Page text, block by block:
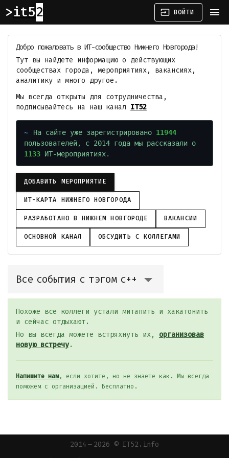
it52 input ВОЙТИ menu
Добро пожаловать в ИТ-сообщество Нижнего Новгорода!
Тут вы найдете информацию о действующих
сообществах города, мероприятиях, вакансиях,
аналитику и много другое.
Мы всегда открыты для сотрудничества,
подписывайтесь на наш канал IT52
На сайте уже зарегистрировано 11944
пользователей, с 2014 года мы рассказали о
1133 ИТ-мероприятиях.
ДОБАВИТЬ МЕРОПРИЯТИЕ
ИТ-КАРТА НИЖНЕГО НОВГОРОДА
РАЗРАБОТАНО В НИЖНЕМ НОВГОРОДЕ ВАКАНСИИ
ОСНОВНОЙ КАНАЛ ОБСУДИТЬ С КОЛЛЕГАМИ
Все события с тэгом с++
Похоже все коллеги устали митапить и хакатонить
и сейчас отдыхают.
Но вы всегда можете встряхнуть их, организовав
новую встречу.
Напишите нам, если хотите, но не знаете как. Мы всегда
поможем с организацией. Бесплатно.
2014 — 2026 © IT52.info